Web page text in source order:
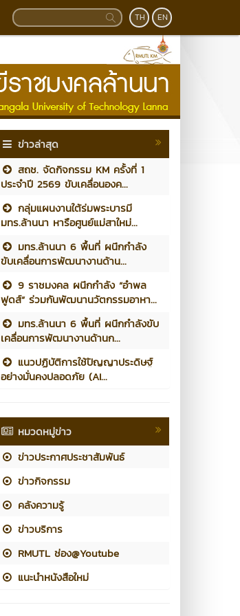
TH EN
ข่าวล่าสุด
สถช. จัดกิจกรรม KM ครั้งที่ 1
ประจำปี 2569 ขับเคลื่อนองค...
กลุ่มแผนงานใต้ร่มพระบารมี
มทร.ล้านนา หารือศูนย์แม่สาใหม่...
มทร.ล้านนา 6 พื้นที่ ผนึกกำลัง
ขับเคลื่อนการพัฒนางานด้าน...
9 ราชมงคล ผนึกกำลัง “อำพล
ฟูดส์” ร่วมกันพัฒนานวัตกรรมอาหา...
มทร.ล้านนา 6 พื้นที่ ผนึกกำลังขับ
เคลื่อนการพัฒนางานด้านก...
แนวปฏิบัติการใช้ปัญญาประดิษฐ์
อย่างมั่นคงปลอดภัย (AI...
หมวดหมู่ข่าว
ข่าวประกาศประชาสัมพันธ์
ข่าวกิจกรรม
คลังความรู้
ข่าวบริการ
RMUTL ช่อง@Youtube
แนะนำหนังสือใหม่